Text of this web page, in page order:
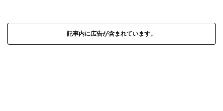
記事内に広告が含まれています。